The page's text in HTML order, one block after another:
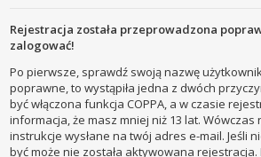
Rejestracja została przeprowadzona
zalogować!
Po pierwsze, sprawdź swoją nazwę
poprawne, to wystąpiła jedna z dwóch
być włączona funkcja COPPA, a w czasie
informacja, że masz mniej niż 13 lat. Wówczas
instrukcje wysłane na twój adres e-mail. Jeśli
być może nie została aktywowana